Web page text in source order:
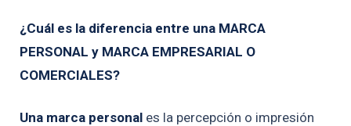
¿Cuál es la diferencia entre una MARCA
PERSONAL y MARCA EMPRESARIAL O
COMERCIALES?
Una marca personal es la percepción o impresión